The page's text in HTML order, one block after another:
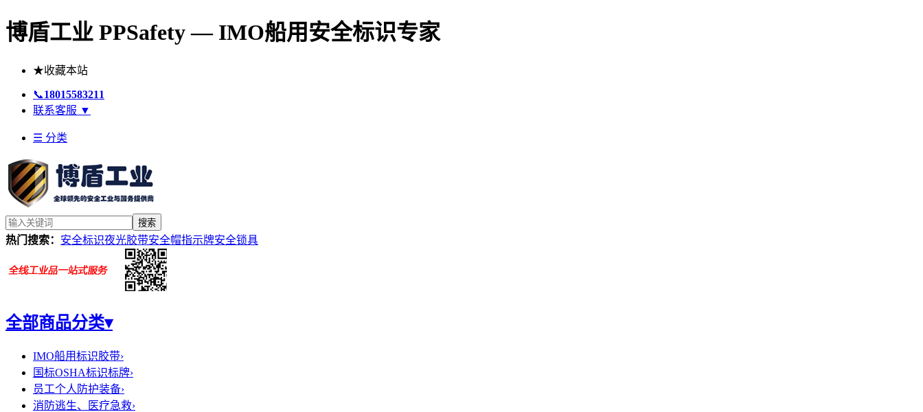
博盾工业 PPSafety — IMO船用安全标识专家
★收藏本站
📞18015583211
联系客服 ▼
☰ 分类
搜索
热门搜索： 安全标识夜光胶带安全帽指示牌安全锁具
全部商品分类▾
IMO船用标识胶带›
国标OSHA标识标牌›
员工个人防护装备›
消防逃生、医疗急救›